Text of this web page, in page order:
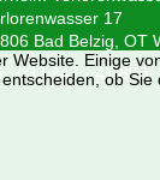
17
Bad Belzig, OT
033 847 - 41 890
Website. Einige
ob